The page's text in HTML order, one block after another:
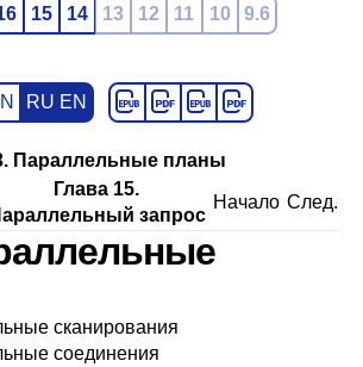
15 14 13 12 11 10 9.6
RU EN
Параллельные планы
Глава 15.
запрос
Начало След.
сканирования
соединения